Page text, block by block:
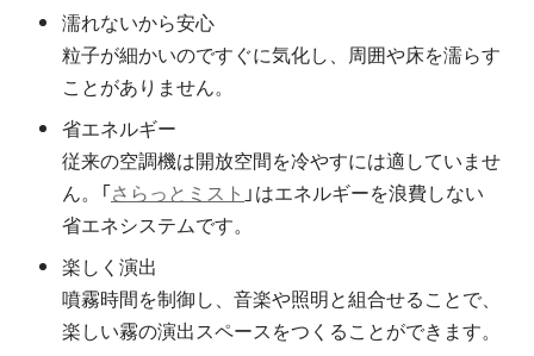
濡れないから安心
粒子が細かいのですぐに気化し、周囲や床を濡らす
ことがありません。
省エネルギー
従来の空調機は開放空間を冷やすには適していませ
ん。「さらっとミスト 」はエネルギーを浪費しない
省エネシステムです。
楽しく演出
噴霧時間を制御し、音楽や照明と組合せることで、
楽しい霧の演出スペースをつくることができます。